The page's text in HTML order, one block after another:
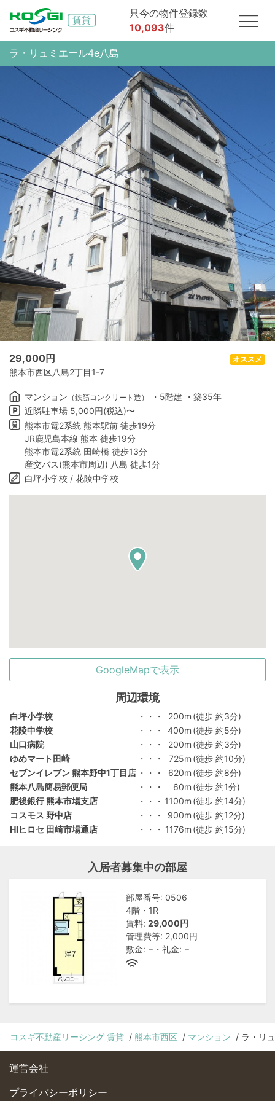
只今の物件登録数
10,093件
ラ・リュミエール4e八島
29,000円
熊本市西区八島2丁目1-7
オススメ
マンション （鉄筋コンクリート造）
・5階建 ・築35年
近隣駐車場 5,000円(税込)〜
熊本市電2系統 熊本駅前 徒歩19分
JR鹿児島本線 熊本 徒歩19分
熊本市電2系統 田崎橋 徒歩13分
産交バス(熊本市周辺) 八島 徒歩1分
白坪小学校 / 花陵中学校
GoogleMapで表示
周辺環境
白坪小学校 ・・・ 200m (徒歩 約3分)
花陵中学校
・・・ 400m (徒歩 約5分)
山口病院
・・・ 200m (徒歩 約3分)
ゆめマート田崎
・・・ 725m (徒歩 約10分)
セブンイレブン 熊本野中1丁目店 ・・・ 620m (徒歩 約8分)
熊本八島簡易郵便局
・・・ 60m (徒歩 約1分)
肥後銀行 熊本市場支店
・・・ 1100m (徒歩 約14分)
コスモス 野中店
・・・ 900m (徒歩 約12分)
HIヒロセ 田崎市場通店
・・・ 1176m (徒歩 約15分)
入居者募集中の部屋
部屋番号: 0506
4階・1R
賃料: 29,000円
管理費等: 2,000円
敷金: −・礼金: −
コスギ不動産リーシング 賃貸 熊本市西区 マンション ラ・リ
運営会社
プライバシーポリシー